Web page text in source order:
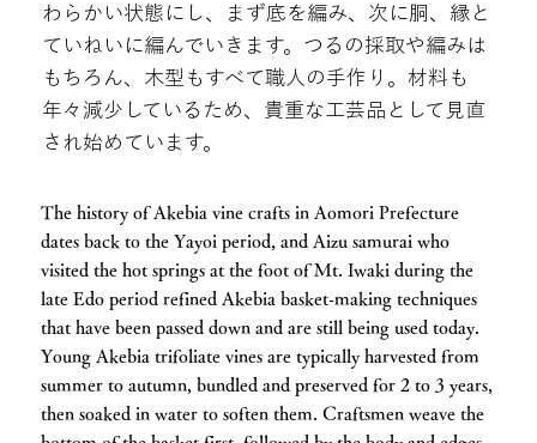
わらかい状態にし、まず底を編み、次に胴、縁と
ていねいに編んでいきます。つるの採取や編みは
もちろん、木型もすべて職人の手作り。材料も
年々減少しているため、貴重な工芸品として見直
され始めています。
The history of Akebia vine crafts in Aomori Prefecture
dates back to the Yayoi period, and Aizu samurai who
visited the hot springs at the foot of Mt. Iwaki during the
late Edo period refined Akebia basket-making techniques
that have been passed down and are still being used today.
Young Akebia trifoliate vines are typically harvested from
summer to autumn, bundled and preserved for 2 to 3 years,
then soaked in water to soften them. Craftsmen weave the